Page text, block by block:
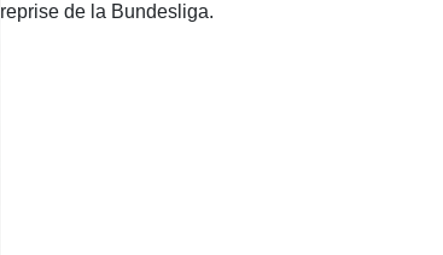
reprise de la Bundesliga.